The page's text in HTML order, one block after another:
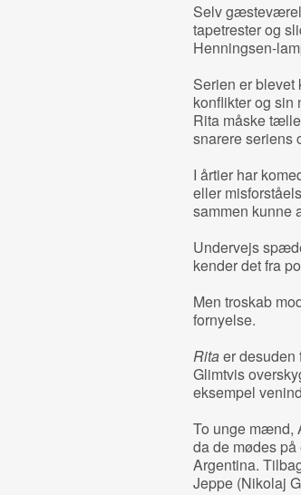
Selv
tapetrester og
Henningsen-
Serien er blevet
konflikter og sin
Rita måske
snarere seriens
I årtier har
eller
sammen kunne
Undervejs
kender det fra
Men troskab
fornyelse.
Ritaer desuden
Glimtvis
eksempel
To unge mænd,
da de mødes
Argentina.
Jeppe (Nikolaj